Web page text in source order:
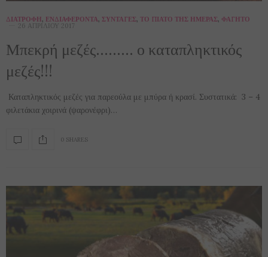
ΔΙΑΤΡΟΦΉ, ΕΝΔΙΑΦΈΡΟΝΤΑ, ΣΥΝΤΑΓΈΣ, ΤΟ ΠΙΆΤΟ ΤΗΣ ΗΜΈΡΑΣ, ΦΑΓΗΤΌ
26 ΑΠΡΙΛΊΟΥ 2017
Μπεκρή μεζές……… ο καταπληκτικός
μεζές!!!
Καταπληκτικός μεζές για παρεούλα με μπύρα ή κρασί. Συστατικά: 3 – 4
φιλετάκια χοιρινά (ψαρονέφρι)…
0 SHARES